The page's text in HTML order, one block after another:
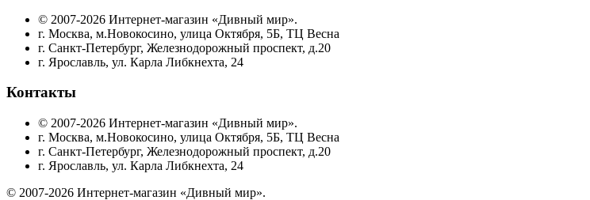
© 2007-2026 Интернет-магазин «Дивный мир».
г. Москва, м.Новокосино, улица Октября, 5Б, ТЦ Весна
г. Санкт-Петербург, Железнодорожный проспект, д.20
г. Ярославль, ул. Карла Либкнехта, 24
Контакты
© 2007-2026 Интернет-магазин «Дивный мир».
г. Москва, м.Новокосино, улица Октября, 5Б, ТЦ Весна
г. Санкт-Петербург, Железнодорожный проспект, д.20
г. Ярославль, ул. Карла Либкнехта, 24
© 2007-2026 Интернет-магазин «Дивный мир».